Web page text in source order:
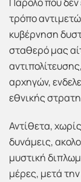
τρόπο
κυβέρνηση
σταθερό μας
αρχηγών,
εθνικής
Αντίθετα,
δυνάμεις,
μυστική
μέρες, μετά